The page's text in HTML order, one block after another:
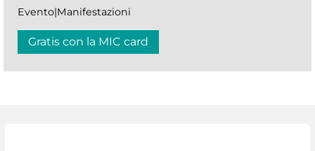
Evento|Manifestazioni
Gratis con la MIC card